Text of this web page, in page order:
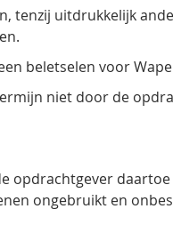
tenzij uitdrukkelijk
beletselen voor
niet door de
ongebruikt en